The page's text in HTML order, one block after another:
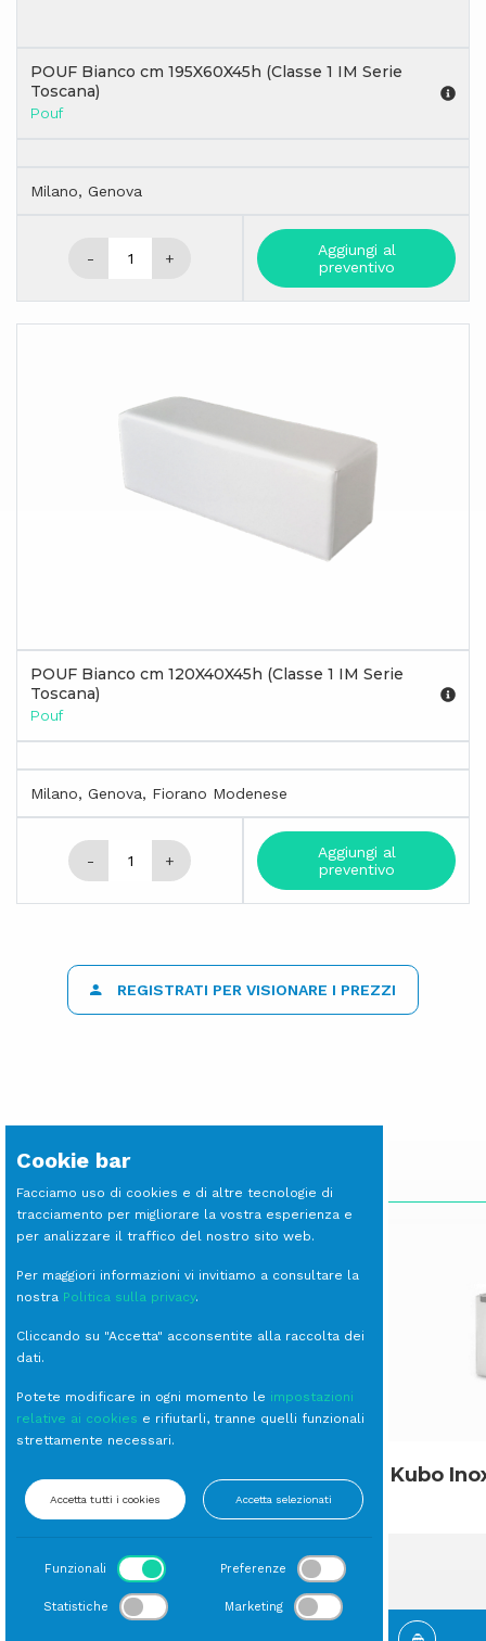
POUF Bianco cm 195X60X45h (Classe 1 IM Serie
Toscana)
Pouf
Milano, Genova
- +
Aggiungi al
preventivo
POUF Bianco cm 120X40X45h (Classe 1 IM Serie
Toscana)
Pouf
Milano, Genova, Fiorano Modenese
- +
Aggiungi al
preventivo
REGISTRATI PER VISIONARE I PREZZI
Gastronorm Melamina Kubo
Cookie bar
Facciamo uso di cookies e di altre tecnologie di
tracciamento per migliorare la vostra esperienza e
per analizzare il traffico del nostro sito web.
Per maggiori informazioni vi invitiamo a consultare la
nostra Politica sulla privacy.
Cliccando su "Accetta" acconsentite alla raccolta dei
dati.
Potete modificare in ogni momento le impostazioni
relative ai cookies e rifiutarli, tranne quelli funzionali
strettamente necessari.
Accetta tutti i cookies Accetta selezionati
Funzionali Preferenze
Statistiche Marketing